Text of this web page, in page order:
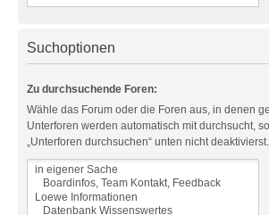
Suchoptionen
Zu durchsuchende Foren:
Wähle das Forum oder die Foren aus, in denen
Unterforen werden automatisch mit durchsucht,
„Unterforen durchsuchen“ unten nicht deaktivierst.